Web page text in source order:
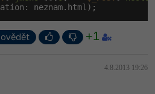
neznam.html);
+1
4.8.2013 19:26